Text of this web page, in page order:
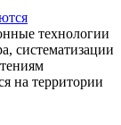
технологии
систематизации
на территории